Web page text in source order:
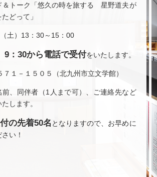
＆トーク「悠久の時を旅する 星野道夫が
どって」
土）13：30～15：00
9：30から電話で受付をいたします。
１－１５０５（北九州市立文学館）
、同伴者（1人まで可）、ご連絡先など
します。
の先着50名 となりますので、お早めに
い！